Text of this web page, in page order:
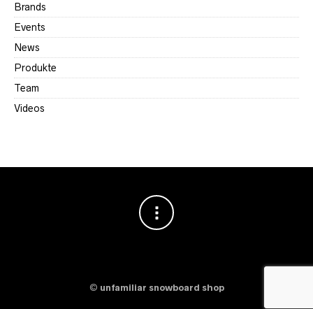
Brands
Events
News
Produkte
Team
Videos
© unfamiliar snowboard shop